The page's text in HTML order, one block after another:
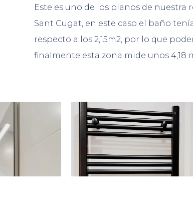
Este es uno de los planos de nuestra
Sant Cugat, en este caso el baño
respecto a los 2,15m2, por lo que
finalmente esta zona mide unos 4,18